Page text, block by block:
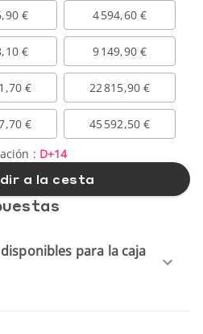
€ 4 594,60 €
€ 9 149,90 €
€ 22 815,90 €
€
45 592,50 €
: D+14
a la cesta
para la caja